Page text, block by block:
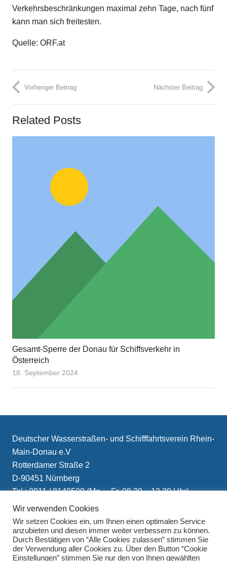
Verkehrsbeschränkungen maximal zehn Tage, nach fünf
kann man sich freitesten.
Quelle: ORF.at
Vorheriger Beitrag Nächster Beitrag
Related Posts
Gesamt-Sperre der Donau für Schiffsverkehr in
Österreich
18. September 2024
Deutscher Wasserstraßen- und Schifffahrtsverein Rhein-
Main-Donau e.V
Rotterdamer Straße 2
D-90451 Nürnberg
Tel.: 0911 / 8149509 (Mo. – Fr. 08.30 – 12.30 Uhr)
E-Mail: info(at)schifffahrtsverein.de
Wir verwenden Cookies
Wir setzen Cookies ein, um Ihnen einen optimalen Service
anzubieten und diesen immer weiter verbessern zu können.
Durch Bestätigen von “Alle Cookies zulassen” stimmen Sie
der Verwendung aller Cookies zu. Über den Button “Cookie
Einstellungen” stimmen Sie nur den von Ihnen gewählten